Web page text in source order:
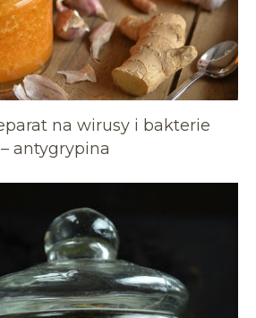
na wirusy i bakterie
– antygrypina